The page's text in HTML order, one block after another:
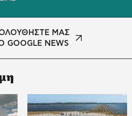
ΜΑΣ
GOOGLE NEWS